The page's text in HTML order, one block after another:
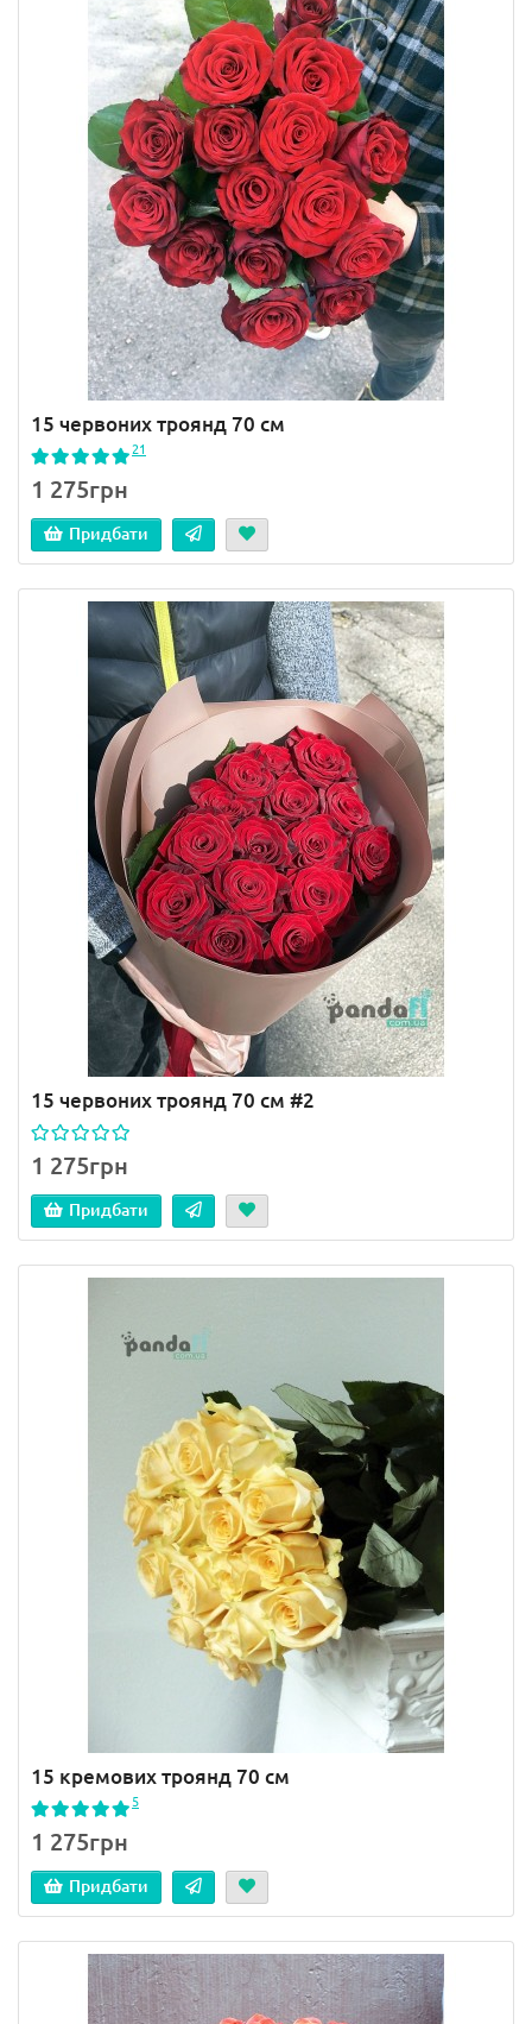
15 червоних троянд 70 см
21
1 275грн
Придбати
15 червоних троянд 70 см #2
1 275грн
Придбати
15 кремових троянд 70 см
5
1 275грн
Придбати